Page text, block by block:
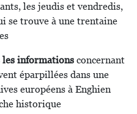
les jeudis et vendredis,
se trouve à une trentaine
les informations concernant
éparpillées dans une
européens à Enghien
historique